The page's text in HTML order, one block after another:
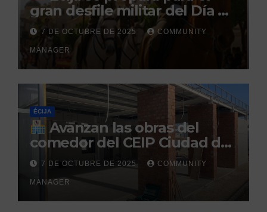
gran desfile militar del Día de
la Hispanidad organizado por
el Centro Militar de Cría
Caballar
7 DE OCTUBRE DE 2025 COMMUNITY
MANAGER
ÉCIJA
Avanzan las obras del
comedor del CEIP Ciudad del
Sol: su finalización está
prevista para finales de 2025
7 DE OCTUBRE DE 2025 COMMUNITY
MANAGER